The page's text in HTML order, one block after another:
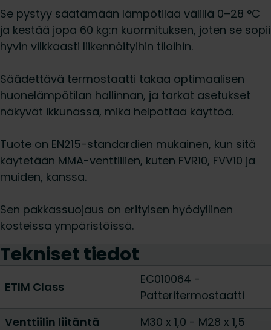
Se pystyy säätämään lämpötilaa välillä 0–28 °C
ja kestää jopa 60 kg:n kuormituksen, joten se sopii
hyvin vilkkaasti liikennöityihin tiloihin.
Säädettävä termostaatti takaa optimaalisen
huonelämpötilan hallinnan, ja tarkat asetukset
näkyvät ikkunassa, mikä helpottaa käyttöä.
Tuote on EN215-standardien mukainen, kun sitä
käytetään MMA-venttiilien, kuten FVR10, FVV10 ja
muiden, kanssa.
Sen pakkassuojaus on erityisen hyödyllinen
kosteissa ympäristöissä.
Tekniset tiedot
ETIM Class
EC010064 -
Patteritermostaatti
Venttiilin liitäntä
M30 x 1,0 - M28 x 1,5